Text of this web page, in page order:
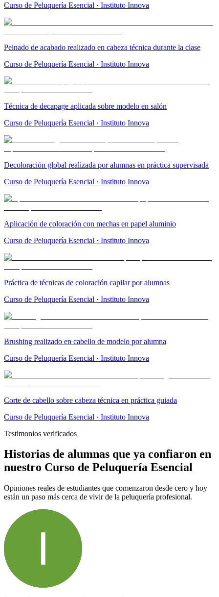
Curso de Peluquería Esencial · Instituto Innova
Peinado de acabado realizado en cabeza técnica durante la clase
Curso de Peluquería Esencial · Instituto Innova
Técnica de decapage aplicada sobre modelo en salón
Curso de Peluquería Esencial · Instituto Innova
Decoloración global realizada por alumnas en práctica supervisada
Curso de Peluquería Esencial · Instituto Innova
Aplicación de coloración con mechas en papel aluminio
Curso de Peluquería Esencial · Instituto Innova
Práctica de técnicas de coloración capilar por alumnas
Curso de Peluquería Esencial · Instituto Innova
Brushing realizado en cabello de modelo por alumna
Curso de Peluquería Esencial · Instituto Innova
Corte de cabello sobre cabeza técnica en práctica guiada
Curso de Peluquería Esencial · Instituto Innova
Testimonios verificados
Historias de alumnas que ya confiaron en
nuestro Curso de Peluquería Esencial
Opiniones reales de estudiantes que comenzaron desde cero y hoy
están un paso más cerca de vivir de la peluquería profesional.